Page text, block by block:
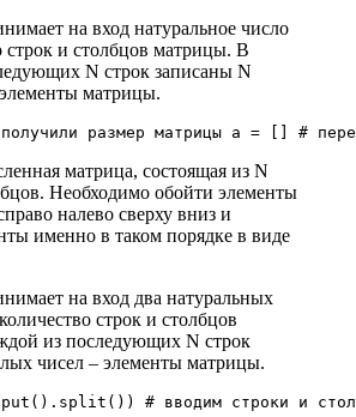
на вход натуральное число
строк и столбцов матрицы. В
N строк записаны N
матрицы.
размер матрицы a = [] #
матрица, состоящая из N
Необходимо обойти элементы
налево сверху вниз и
именно в таком порядке в виде
на вход два натуральных
строк и столбцов
из последующих N строк
чисел – элементы матрицы.
# вводим строки и